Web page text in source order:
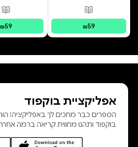
פורמטים זמינים מודפס
₪59
₪59
אפליקציית בוקפוד
הספרים כבר מחכים לך באפליקציה!
בוקפוד ותהנו מחווית קריאה ברמה